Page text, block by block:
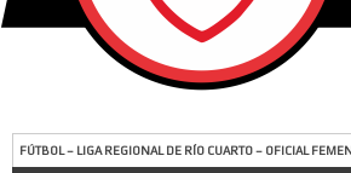
FÚTBOL – LIGA REGIONAL DE RÍO CUARTO – OFICIAL